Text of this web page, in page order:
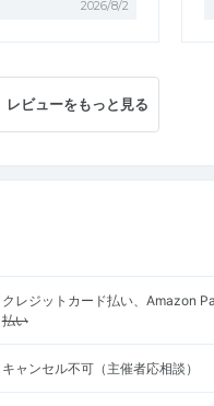
2026/8/2
レビューをもっと見る
クレジットカード払い、Amazon
払い
キャンセル不可（主催者応相談）